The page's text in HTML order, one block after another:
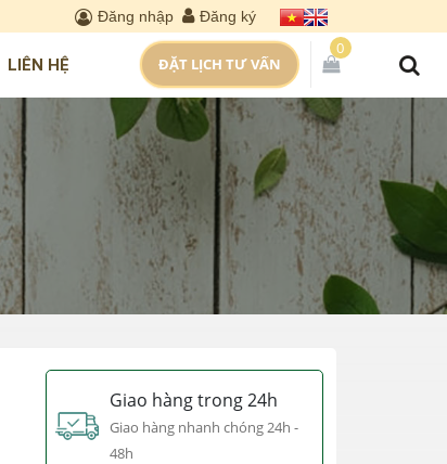
Đăng nhập Đăng ký
LIÊN HỆ ĐẶT LỊCH TƯ VẤN
0
Giao hàng trong 24h
Giao hàng nhanh chóng 24h -
48h